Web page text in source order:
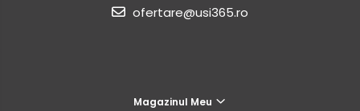
ofertare@usi365.ro
Magazinul Meu